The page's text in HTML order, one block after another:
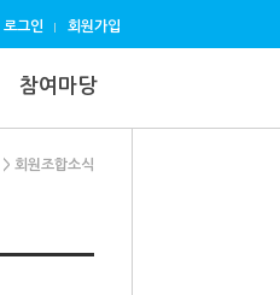
회원가입
로그인
참여마당
> 회원조합소식